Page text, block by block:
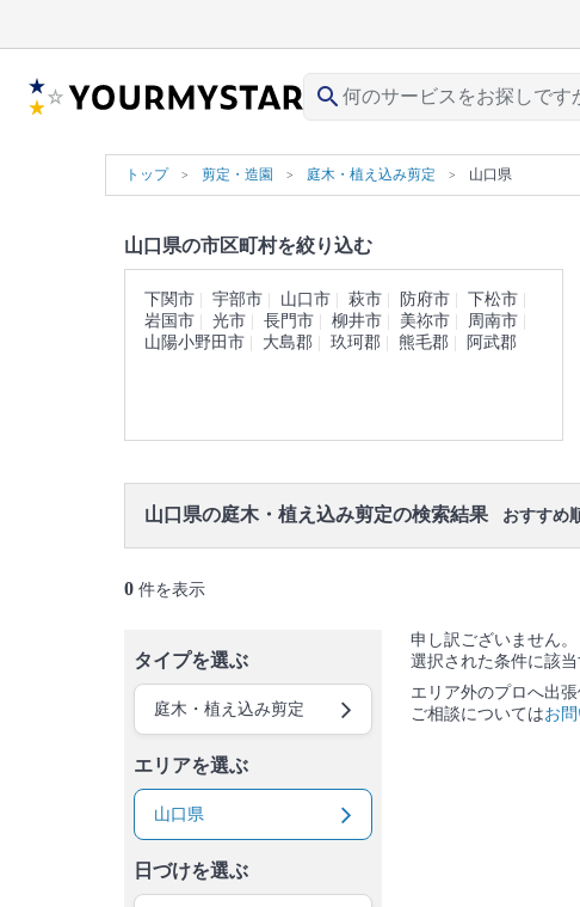
search
トップ 剪定・造園 庭木・植え込み剪定 山口県
山口県の市区町村を絞り込む
下関市 宇部市 山口市 萩市 防府市
下松市
岩国市
光市 長門市 柳井市 美祢市
周南市
山陽小野田市
大島郡 玖珂郡 熊毛郡 阿武郡
山口県の庭木・植え込み剪定の検索結果 おすすめ
0 件を表示
タイプを選ぶ
庭木・植え込み剪定
エリアを選ぶ
山口県
日づけを選ぶ
申し訳ございません。
選択された条件に該
エリア外のプロへ出
ご相談についてはお